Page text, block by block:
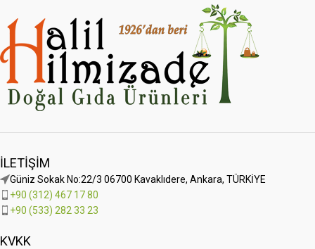
İLETIŞIM
Güniz Sokak No:22/3 06700 Kavaklıdere, Ankara, TÜRKİYE
+90 (312) 467 17 80
+90 (533) 282 33 23
KVKK